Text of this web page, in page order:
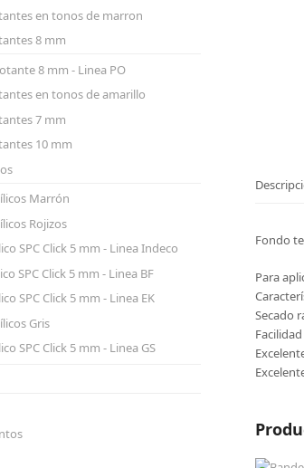
Fondo
Para
Secado
en tonos de marron
8 mm
8 mm - Linea PO
en tonos de amarillo
7 mm
10 mm
Marrón
Rojizos
SPC Click 5 mm - Linea Indeco
SPC Click 5 mm - Linea BF
SPC Click 5 mm - Linea EK
Gris
SPC Click 5 mm - Linea GS